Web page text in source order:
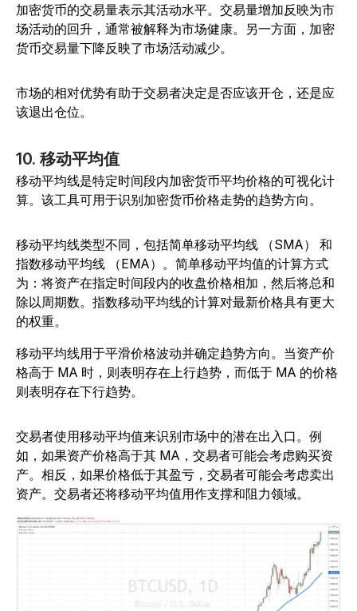
加密货币的交易量表示其活动水平。交易量增加反映为市
场活动的回升，通常被解释为市场健康。另一方面，加密
货币交易量下降反映了市场活动减少。
市场的相对优势有助于交易者决定是否应该开仓，还是应
该退出仓位。
10. 移动平均值
移动平均线是特定时间段内加密货币平均价格的可视化计
算。该工具可用于识别加密货币价格走势的趋势方向。
移动平均线类型不同，包括简单移动平均线 （SMA） 和
指数移动平均线 （EMA）。简单移动平均值的计算方式
为：将资产在指定时间段内的收盘价格相加，然后将总和
除以周期数。指数移动平均线的计算对最新价格具有更大
的权重。
移动平均线用于平滑价格波动并确定趋势方向。当资产价
格高于 MA 时，则表明存在上行趋势，而低于 MA 的价格
则表明存在下行趋势。
交易者使用移动平均值来识别市场中的潜在出入口。例
如，如果资产价格高于其 MA，交易者可能会考虑购买资
产。相反，如果价格低于其盈亏，交易者可能会考虑卖出
资产。交易者还将移动平均值用作支撑和阻力领域。